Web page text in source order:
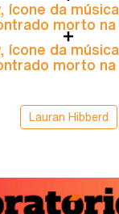
ícone da
morto na
ícone da
morto na
Lauran Hibberd